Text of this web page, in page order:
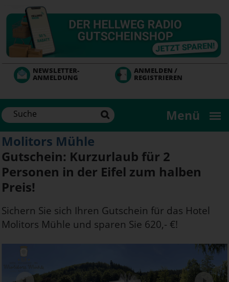
zum
Inhalt
NEWSLETTER-
ANMELDUNG
ANMELDEN /
REGISTRIEREN
Menü
Molitors Mühle
Gutschein: Kurzurlaub für 2
Personen in der Eifel zum halben
Preis!
Sichern Sie sich Ihren Gutschein für das Hotel
Molitors Mühle und sparen Sie 620,- €!
Next